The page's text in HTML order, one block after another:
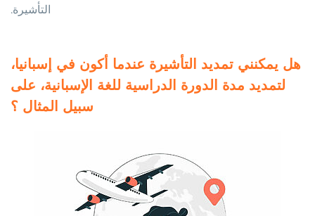
التأشيرة.
هل يمكنني تمديد التأشيرة عندما أكون في إسبانيا،
لتمديد مدة الدورة الدراسية للغة الإسبانية، على
سبيل المثال ؟